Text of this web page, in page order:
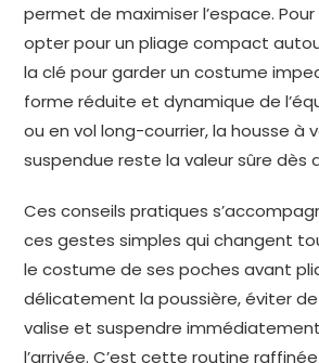
permet de maximiser l’espace.
opter pour un pliage compact
la clé pour garder un costume
forme réduite et dynamique de
ou en vol long-courrier, la housse à
suspendue reste la valeur sûre dès
Ces conseils pratiques
ces gestes simples qui changent
le costume de ses poches avant
délicatement la poussière, éviter
valise et suspendre
l’arrivée. C’est cette routine